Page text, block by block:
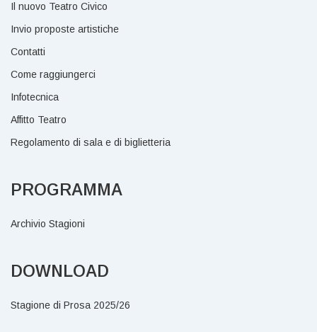
Il nuovo Teatro Civico
Invio proposte artistiche
Contatti
Come raggiungerci
Infotecnica
Affitto Teatro
Regolamento di sala e di biglietteria
PROGRAMMA
Archivio Stagioni
DOWNLOAD
Stagione di Prosa 2025/26